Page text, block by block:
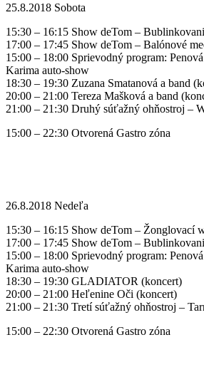
25.8.2018 Sobota
15:30 – 16:15 Show deTom –
17:00 – 17:45 Show deTom – Balónové
15:00 – 18:00 Sprievodný program:
Karima auto-show
18:30 – 19:30 Zuzana Smatanová a band
20:00 – 21:00 Tereza Mašková a band
21:00 – 21:30 Druhý súťažný ohňostroj –
15:00 – 22:30 Otvorená Gastro zóna
26.8.2018 Nedeľa
15:30 – 16:15 Show deTom – Žonglovací
17:00 – 17:45 Show deTom –
15:00 – 18:00 Sprievodný program:
Karima auto-show
18:30 – 19:30 GLADIATOR (koncert)
20:00 – 21:00 Heľenine Oči (koncert)
21:00 – 21:30 Tretí súťažný ohňostroj –
15:00 – 22:30 Otvorená Gastro zóna